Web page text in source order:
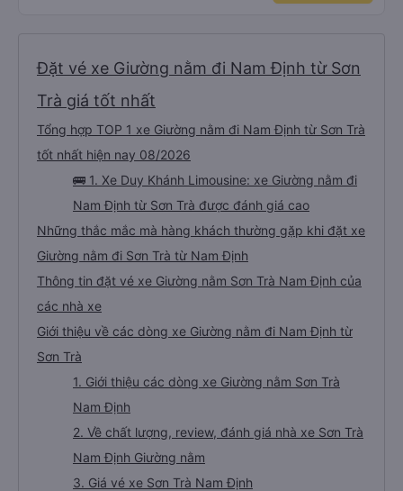
Đặt vé xe Giường nằm đi Nam Định từ Sơn
Trà giá tốt nhất
Tổng hợp TOP 1 xe Giường nằm đi Nam Định từ Sơn Trà
tốt nhất hiện nay 08/2026
🚌 1. Xe Duy Khánh Limousine: xe Giường nằm đi
Nam Định từ Sơn Trà được đánh giá cao
Những thắc mắc mà hàng khách thường gặp khi đặt xe
Giường nằm đi Sơn Trà từ Nam Định
Thông tin đặt vé xe Giường nằm Sơn Trà Nam Định của
các nhà xe
Giới thiệu về các dòng xe Giường nằm đi Nam Định từ
Sơn Trà
1. Giới thiệu các dòng xe Giường nằm Sơn Trà
Nam Định
2. Về chất lượng, review, đánh giá nhà xe Sơn Trà
Nam Định Giường nằm
3. Giá vé xe Sơn Trà Nam Định